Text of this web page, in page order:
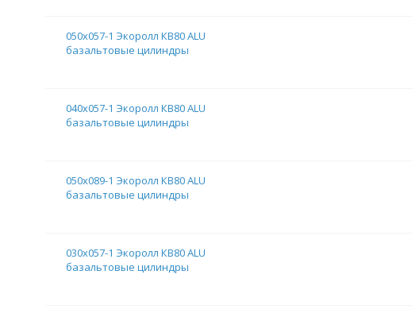
050х057-1 Экоролл КВ80 ALU
базальтовые цилиндры
040х057-1 Экоролл КВ80 ALU
базальтовые цилиндры
050х089-1 Экоролл КВ80 ALU
базальтовые цилиндры
030х057-1 Экоролл КВ80 ALU
базальтовые цилиндры